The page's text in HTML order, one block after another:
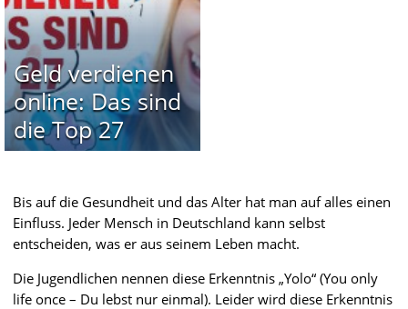
Geld verdienen
online: Das sind
die Top 27
Bis auf die Gesundheit und das Alter hat man auf alles einen
Einfluss. Jeder Mensch in Deutschland kann selbst
entscheiden, was er aus seinem Leben macht.
Die Jugendlichen nennen diese Erkenntnis „Yolo“ (You only
life once – Du lebst nur einmal). Leider wird diese Erkenntnis